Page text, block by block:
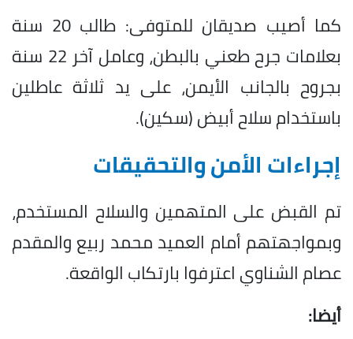
كما أصيب صديقان للمتوفى: طالب 20 سنة
بعلامات جرح طعني بالبطن، وعامل آخر 22 سنة
بجروح بالجانب الأيمن، على يد ثلاثة عاطلين
باستخدام سلاح أبيض (سكين).
إجراءات الأمن والتحقيقات
تم القبض على المتهمين والسلاح المستخدم،
وبمواجهتهم أمام العميد محمد ربيع والمقدم
عصام الشناوي اعترفوا بارتكاب الواقعة.
أيضا: